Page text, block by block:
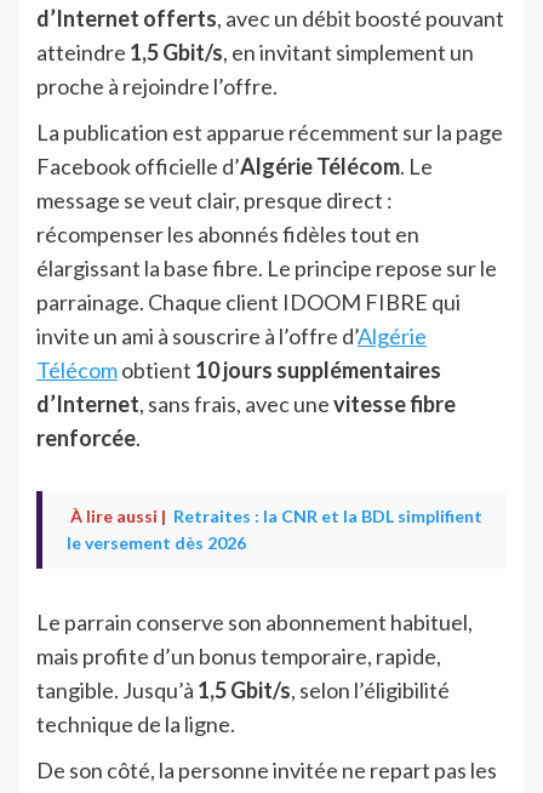
d’Internet offerts, avec un débit boosté pouvant
atteindre 1,5 Gbit/s, en invitant simplement un
proche à rejoindre l’offre.
La publication est apparue récemment sur la page
Facebook officielle d’Algérie Télécom. Le
message se veut clair, presque direct :
récompenser les abonnés fidèles tout en
élargissant la base fibre. Le principe repose sur le
parrainage. Chaque client IDOOM FIBRE qui
invite un ami à souscrire à l’offre d’Algérie
Télécomobtient 10 jours supplémentaires
d’Internet, sans frais, avec unevitesse fibre
renforcée.
À lire aussi | Retraites : la CNR et la BDL simplifient
le versement dès 2026
Le parrain conserve son abonnement habituel,
mais profite d’un bonus temporaire, rapide,
tangible. Jusqu’à 1,5 Gbit/s, selon l’éligibilité
technique de la ligne.
De son côté, la personne invitée ne repart pas les